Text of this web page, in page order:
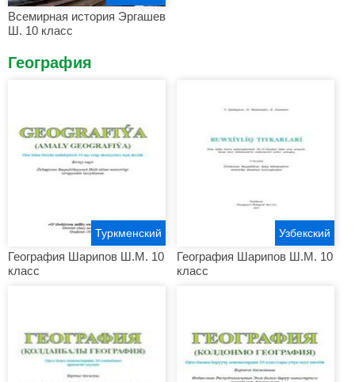
Всемирная история Эргашев
Ш. 10 класс
География
География Шарипов Ш.М. 10
класс
Туркменский
География Шарипов Ш.М. 10
класс
Узбекский